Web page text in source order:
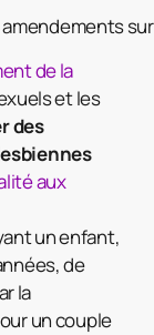
de la
et les
des
aux
un enfant,
de
la
un couple